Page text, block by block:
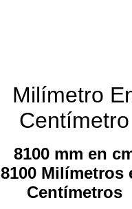
Milímetro
Centímetro
8100 mm en
8100 Milímetros
Centímetros